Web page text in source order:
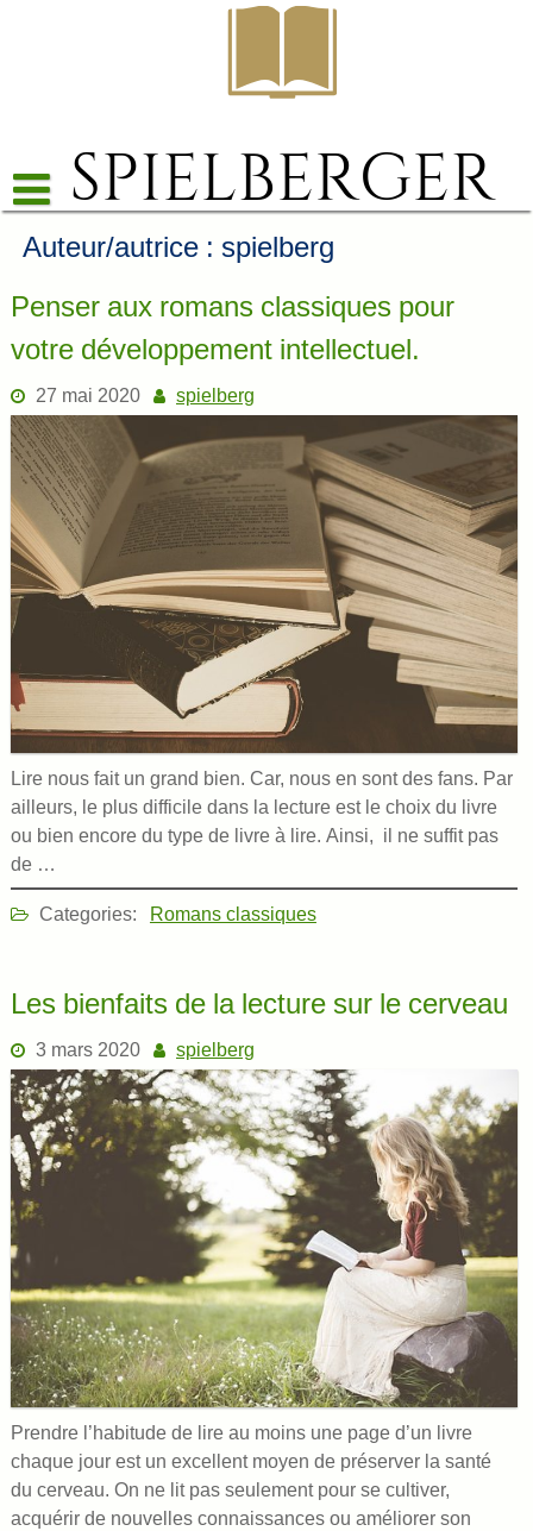
Auteur/autrice : spielberg
Penser aux romans classiques pour
votre développement intellectuel.
27 mai 2020 spielberg
Lire nous fait un grand bien. Car, nous en sont des fans. Par
ailleurs, le plus difficile dans la lecture est le choix du livre
ou bien encore du type de livre à lire. Ainsi, il ne suffit pas
de …
Categories: Romans classiques
Les bienfaits de la lecture sur le cerveau
3 mars 2020 spielberg
Prendre l’habitude de lire au moins une page d’un livre
chaque jour est un excellent moyen de préserver la santé
du cerveau. On ne lit pas seulement pour se cultiver,
acquérir de nouvelles connaissances ou améliorer son